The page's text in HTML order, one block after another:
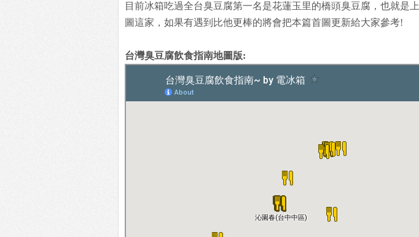
目前冰箱吃過全台臭豆腐第一名是花蓮玉里的橋頭臭豆腐，也就是上
圖這家，如果有遇到比他更棒的將會把本篇首圖更新給大家參考!
台灣臭豆腐飲食指南地圖版: